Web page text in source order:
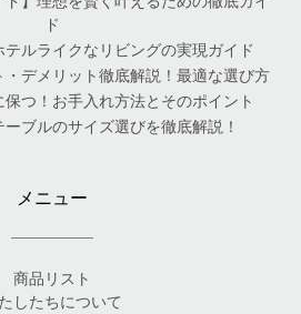
ド
ルライクなリビングの実現ガイド
・デメリット徹底解説！最適な選び方
つ！お手入れ方法とそのポイント
ブルのサイズ選びを徹底解説！
メニュー
商品リスト
したちについて